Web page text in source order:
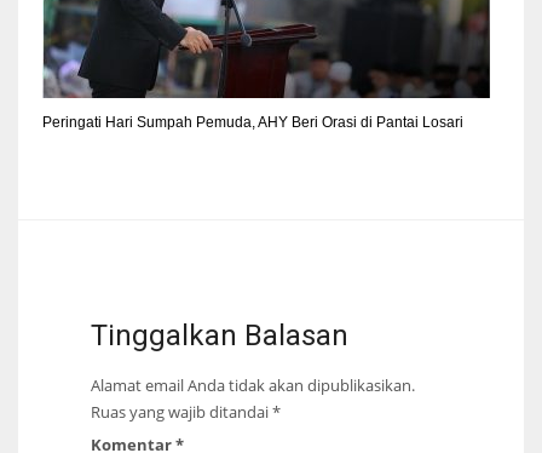
Peringati Hari Sumpah Pemuda, AHY Beri Orasi di Pantai Losari
Tinggalkan Balasan
Alamat email Anda tidak akan dipublikasikan.
Ruas yang wajib ditandai*
Komentar*